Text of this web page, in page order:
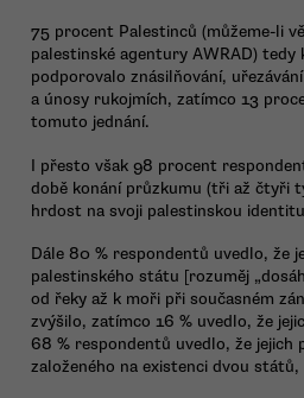
75 procent Palestinců (můžeme-li
palestinské agentury AWRAD)
podporovalo znásilňování,
a únosy rukojmích, zatímco 13
tomuto jednání.
I přesto však 98 procent
době konání průzkumu (tři až čtyři
hrdost na svoji palestinskou
Dále 80 % respondentů uvedlo, že
palestinského státu [rozuměj
od řeky až k moři při současném
zvýšilo, zatímco 16 % uvedlo, že
68 % respondentů uvedlo, že jejich
založeného na existenci dvou států,